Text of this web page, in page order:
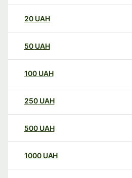
20 UAH
50 UAH
100 UAH
250 UAH
500 UAH
1000 UAH